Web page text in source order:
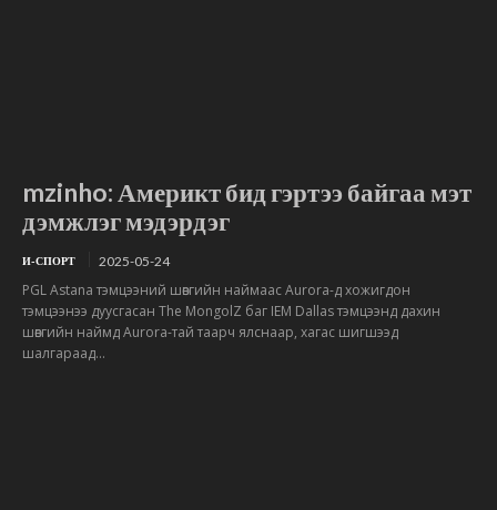
mzinho: Америкт бид гэртээ байгаа мэт
дэмжлэг мэдэрдэг
И-СПОРТ 2025-05-24
PGL Astana тэмцээний шөвгийн наймаас Aurora-д хожигдон
тэмцээнээ дуусгасан The MongolZ баг IEM Dallas тэмцээнд дахин
шөвгийн наймд Aurora-тай таарч ялснаар, хагас шигшээд
шалгараад...